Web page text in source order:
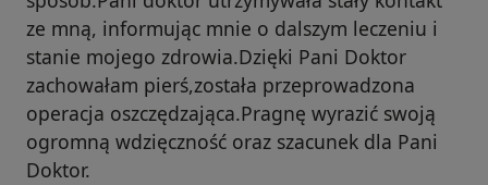
ze mną, informując mnie o dalszym leczeniu i
stanie mojego zdrowia.Dzięki Pani Doktor
zachowałam pierś,została przeprowadzona
operacja oszczędzająca.Pragnę wyrazić swoją
ogromną wdzięczność oraz szacunek dla Pani
Doktor.